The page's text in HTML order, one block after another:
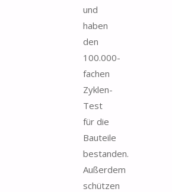
und
haben
den
100.000-
fachen
Zyklen-
Test
für die
Bauteile
bestanden.
Außerdem
schützen